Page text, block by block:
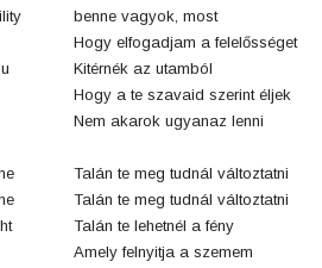
benne vagyok, most
Hogy elfogadjam a felelősséget
Kitérnék az utamból
Hogy a te szavaid szerint éljek
Nem akarok ugyanaz lenni
Talán te meg tudnál változtatni
Talán te meg tudnál változtatni
Talán te lehetnél a fény
Amely felnyitja a szemem